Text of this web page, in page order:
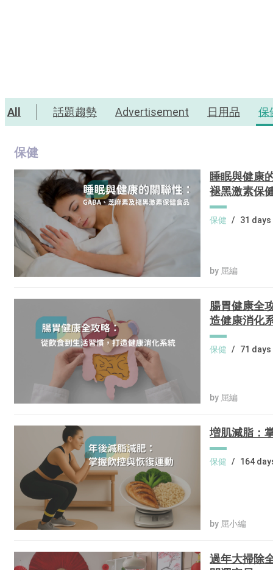
All 話題趨勢 Advertisement 日用品 保
保健
睡眠與健康
褪黑激素保
保健 / 31
by 屈編
腸胃健康全
造健康消化
保健 / 71
by 屈編
増肌減脂：
保健 / 164
by 屈小編
過年大掃除